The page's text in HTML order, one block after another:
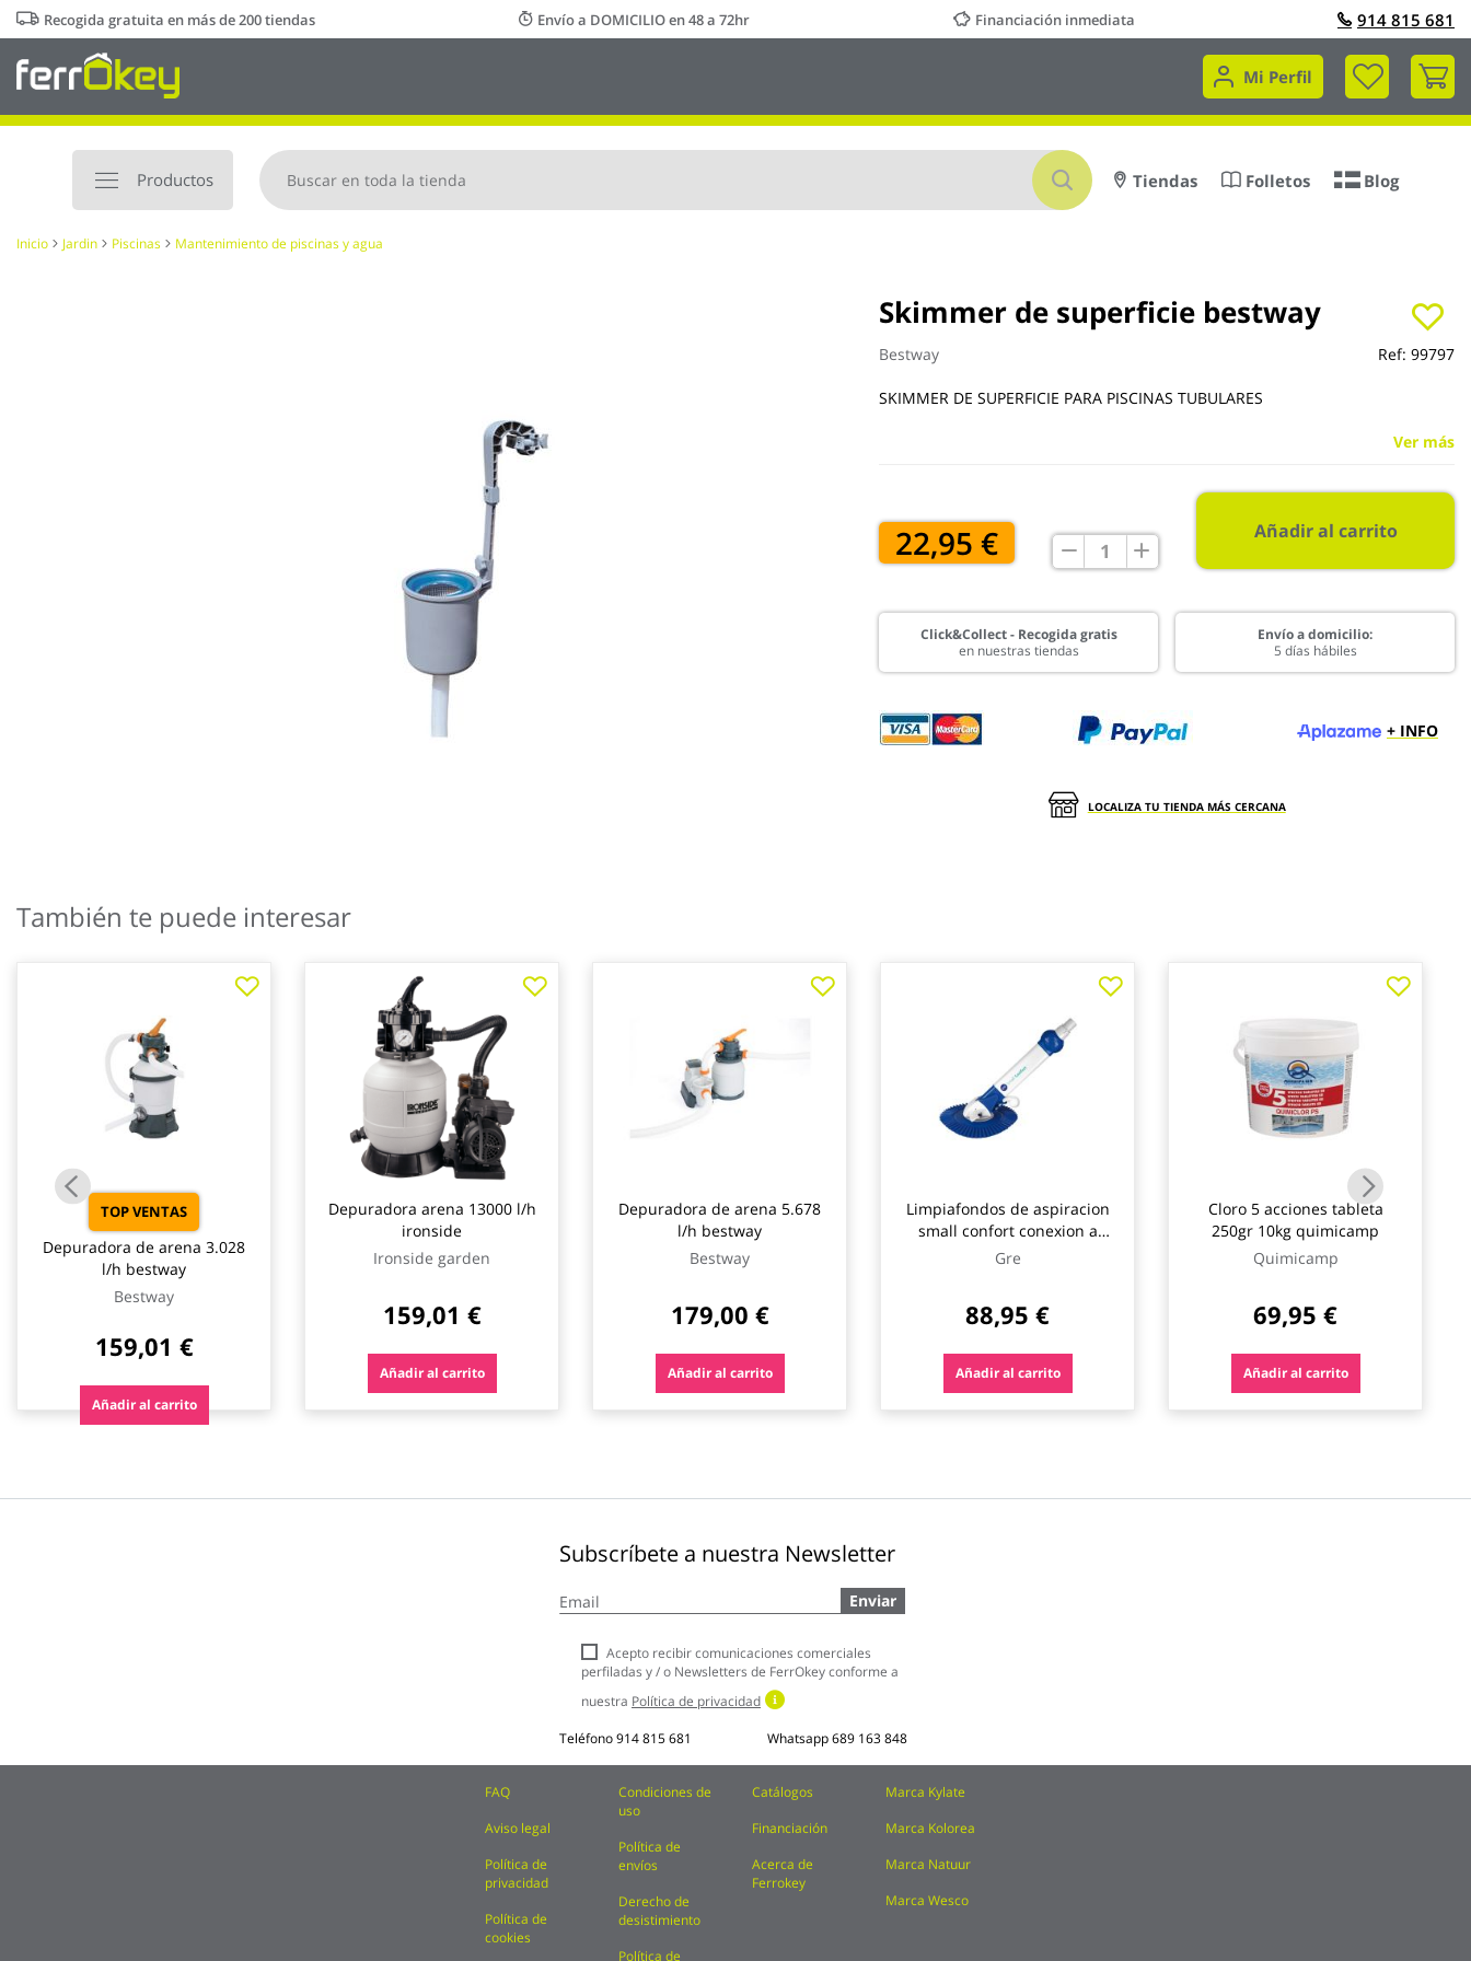
Ir
al
contenido
Recogida gratuita en más de 200 tiendas Envío a DOMICILIO en 48 a 72hr Financiación inmediata 914 815 681
Mi Perfil
Mi
Productos
Buscar
Tiendas Folletos Blog
Inicio Jardin Piscinas Mantenimiento de piscinas y agua
Skimmer de superficie bestway
Bestway Ref: 99797
SKIMMER DE SUPERFICIE PARA PISCINAS TUBULARES
Ver más
22,95 € Añadir al carrito
Click&Collect - Recogida gratis
en nuestras tiendas
Envío a domicilio:
5 días hábiles
+ INFO
LOCALIZA TU TIENDA MÁS CERCANA
al
comienzo
También te puede interesar
TOP VENTAS
Depuradora de arena 3.028
l/h bestway
Bestway
159,01 €
Añadir al carrito
Depuradora arena 13000 l/h
ironside
Ironside garden
159,01 €
Añadir al carrito
Depuradora de arena 5.678
l/h bestway
Bestway
179,00 €
Añadir al carrito
Limpiafondos de aspiracion
small confort conexion a
depuradora gre
Gre
88,95 €
Añadir al carrito
Cloro 5 acciones tableta
250gr 10kg quimicamp
Quimicamp
69,95 €
Añadir al carrito
Subscríbete a nuestra Newsletter
a
boletín
noticias:
Enviar
Acepto recibir comunicaciones comerciales
perfiladas y / o Newsletters de FerrOkey conforme a
nuestra Política de privacidad
Teléfono914 815 681 Whatsapp689 163 848
FAQ
Aviso legal
Política de
privacidad
Política de
cookies
Condiciones de
uso
Política de
envíos
Derecho de
desistimiento
Política de
Catálogos
Financiación
Acerca de
Ferrokey
Marca Kylate
Marca Kolorea
Marca Natuur
Marca Wesco